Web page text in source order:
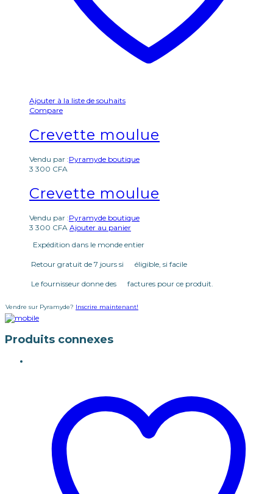
Ajouter à la liste de souhaits
Compare
Crevette moulue
Vendu par :Pyramyde boutique
3 300 CFA
Crevette moulue
Vendu par :Pyramyde boutique
3 300 CFA Ajouter au panier
Expédition dans le monde entier
Retour gratuit de 7 jours si éligible, si facile
Le fournisseur donne des factures pour ce produit.
Vendre sur Pyramyde? Inscrire maintenant!
Produits connexes